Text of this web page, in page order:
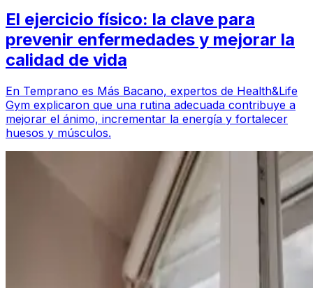
El ejercicio físico: la clave para
prevenir enfermedades y mejorar la
calidad de vida
En Temprano es Más Bacano, expertos de Health&Life
Gym explicaron que una rutina adecuada contribuye a
mejorar el ánimo, incrementar la energía y fortalecer
huesos y músculos.